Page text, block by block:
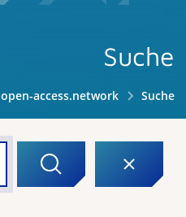
Suche
open-access.network Suche